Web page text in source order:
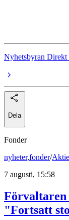
Nyhetsbyran Direkt
Dela
Fonder
nyheter,fonder/
7 augusti, 15:58
Förvaltaren
"Fortsatt